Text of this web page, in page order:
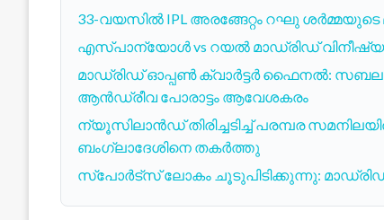
33-വയസിൽ IPL അരങ്ങേറ്റം റഘു
എസ്പാന്യോൾ vs റയൽ മാഡ്രിഡ്
മാഡ്രിഡ് ഓപ്പൺ ക്വാർട്ടർ ഫൈനൽ: സബലങ്ക-
ആൻഡ്രീവ പോരാട്ടം ആവേശകരം
ന്യൂസിലാൻഡ് തിരിച്ചടിച്ച് പരമ്പര
ബംഗ്ലാദേശിനെ തകർത്തു
സ്പോർട്സ് ലോകം ചൂടുപിടിക്കുന്നു: മാഡ്രിഡ്